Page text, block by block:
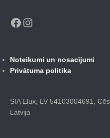
Facebook
Noteikumi un nosacījumi
Privātuma politika
SIA Elux, LV 54103004691,
Latvija